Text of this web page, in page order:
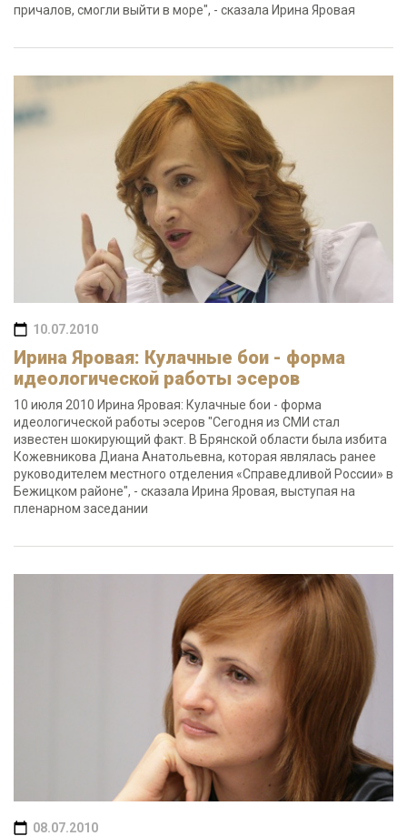
причалов, смогли выйти в море", - сказала Ирина Яровая
10.07.2010
Ирина Яровая: Кулачные бои - форма
идеологической работы эсеров
10 июля 2010 Ирина Яровая: Кулачные бои - форма
идеологической работы эсеров "Сегодня из СМИ стал
известен шокирующий факт. В Брянской области была избита
Кожевникова Диана Анатольевна, которая являлась ранее
руководителем местного отделения «Справедливой России» в
Бежицком районе", - сказала Ирина Яровая, выступая на
пленарном заседании
08.07.2010